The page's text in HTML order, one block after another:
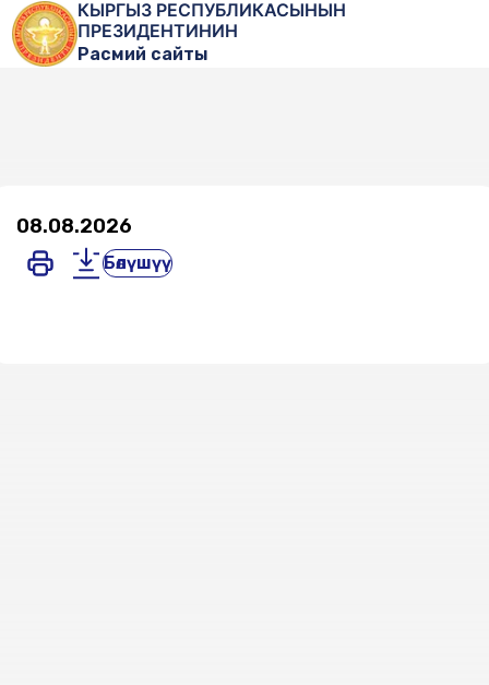
Расмий сайты
КЫРГЫЗ РЕСПУБЛИКАСЫНЫН
ПРЕЗИДЕНТИНИН
08.08.2026
Бөлүшүү